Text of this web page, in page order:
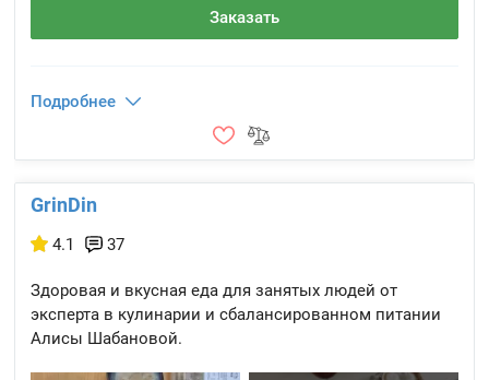
Заказать
Подробнее
GrinDin
4.1 37
Здоровая и вкусная еда для занятых людей от
эксперта в кулинарии и сбалансированном питании
Алисы Шабановой.